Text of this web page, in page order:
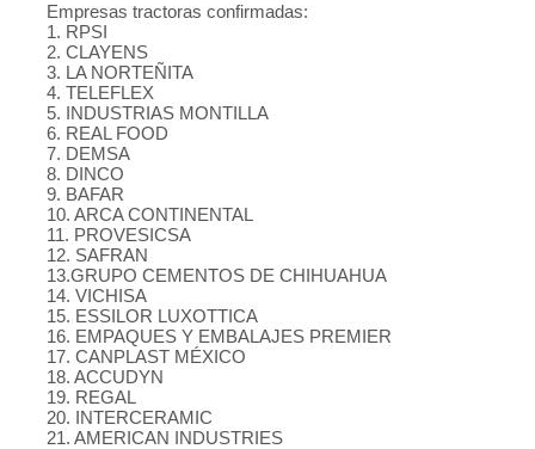
Empresas tractoras confirmadas:
1. RPSI
2. CLAYENS
3. LA NORTEÑITA
4. TELEFLEX
5. INDUSTRIAS MONTILLA
6. REAL FOOD
7. DEMSA
8. DINCO
9. BAFAR
10. ARCA CONTINENTAL
11. PROVESICSA
12. SAFRAN
13.GRUPO CEMENTOS DE CHIHUAHUA
14. VICHISA
15. ESSILOR LUXOTTICA
16. EMPAQUES Y EMBALAJES PREMIER
17. CANPLAST MÉXICO
18. ACCUDYN
19. REGAL
20. INTERCERAMIC
21. AMERICAN INDUSTRIES